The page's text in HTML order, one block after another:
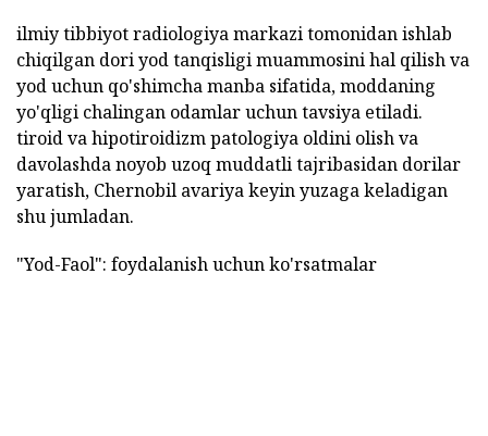
ilmiy tibbiyot radiologiya markazi tomonidan ishlab
chiqilgan dori yod tanqisligi muammosini hal qilish va
yod uchun qo'shimcha manba sifatida, moddaning
yo'qligi chalingan odamlar uchun tavsiya etiladi.
tiroid va hipotiroidizm patologiya oldini olish va
davolashda noyob uzoq muddatli tajribasidan dorilar
yaratish, Chernobil avariya keyin yuzaga keladigan
shu jumladan.
"Yod-Faol": foydalanish uchun ko'rsatmalar